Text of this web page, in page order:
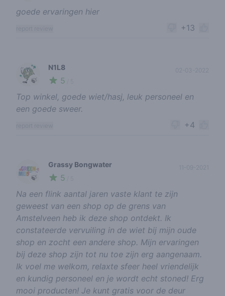
goede ervaringen hier
+13
🍃
N1L8
5
02-03-2022
Top winkel, goede wiet/hasj, leuk personeel en
een goede sweer.
+4
🍃
Grassy Bongwater
5
Na een flink aantal jaren vaste klant te zijn
geweest van een shop op de grens van
Amstelveen heb ik deze shop ontdekt. Ik
constateerde vervuiling in de wiet bij mijn oude
shop en zocht een andere shop. Mijn ervaringen
bij deze shop zijn tot nu toe zijn erg aangenaam.
Ik voel me welkom, relaxte sfeer heel vriendelijk
en kundig personeel en je wordt echt stoned! Erg
mooi producten! Je kunt gratis voor de deur